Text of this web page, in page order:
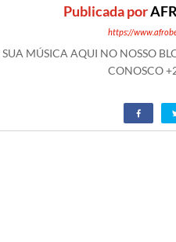
Publicada por
https://
MÚSICA AQUI NO NOSSO
CONOSCO